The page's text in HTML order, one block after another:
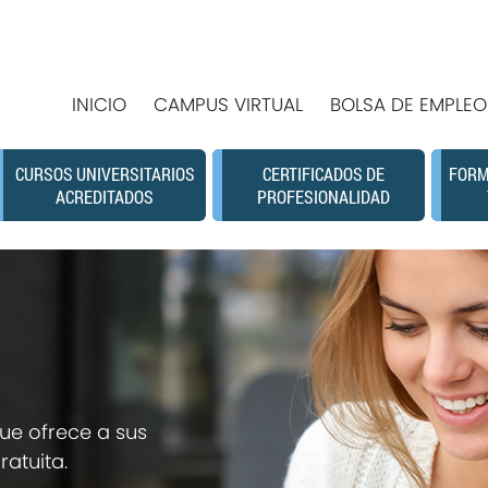
INICIO CAMPUS VIRTUAL BOLSA DE EMPLEO
CURSOS UNIVERSITARIOS
ACREDITADOS
CERTIFICADOS DE
PROFESIONALIDAD
ofrece a sus